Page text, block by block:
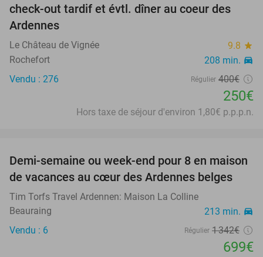
check-out tardif et évtl. dîner au coeur des
Ardennes
Le Château de Vignée 9.8 star
Rochefort 208 min. directions_car
Vendu : 276 Régulier 400€
250€
Hors taxe de séjour d'environ 1,80€ p.p.p.n.
54%
Demi-semaine ou week-end pour 8 en maison
de vacances au cœur des Ardennes belges
Tim Torfs Travel Ardennen: Maison La Colline
Beauraing
213 min. directions_car
Vendu : 6 Régulier 1 342€
699€